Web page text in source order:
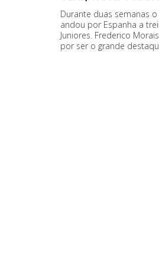
Durante duas semanas
andou por Espanha a
Juniores. Frederico
por ser o grande